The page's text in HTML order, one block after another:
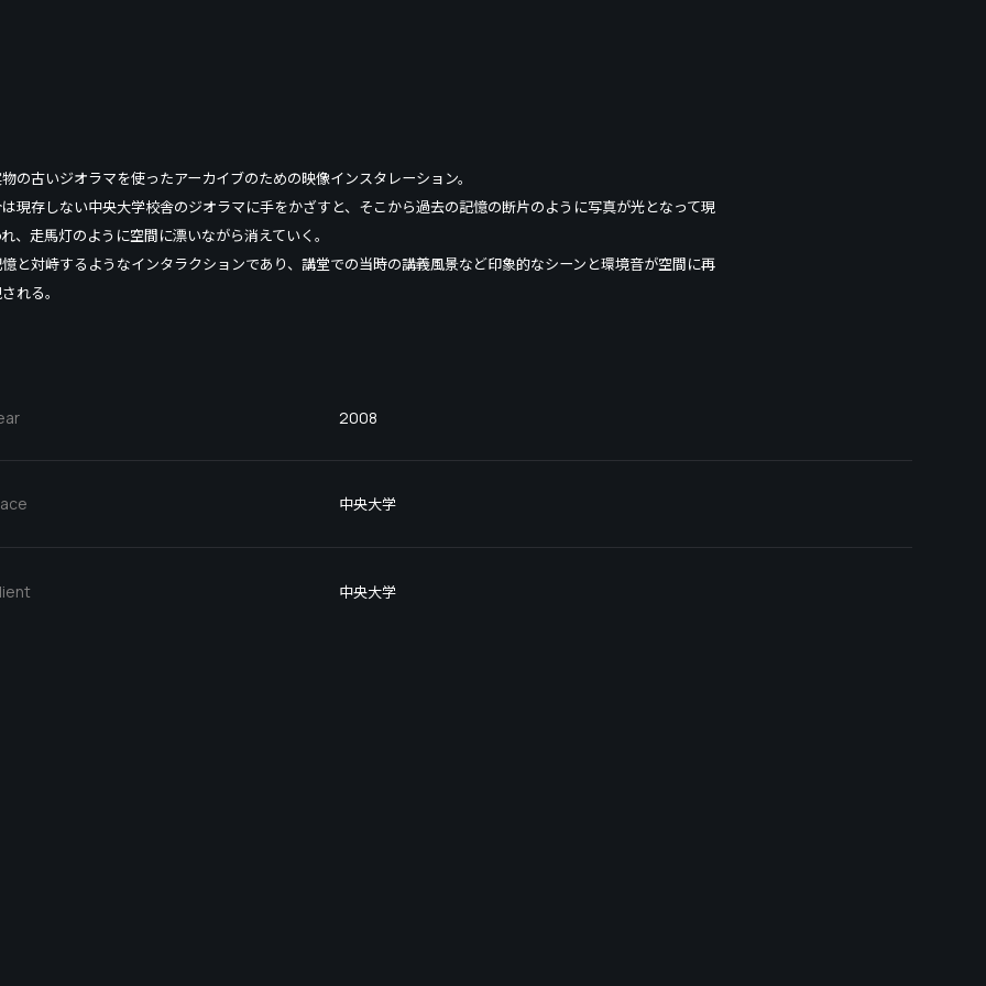
の古いジオラマを使ったアーカイブのための映像インスタレーション。
現存しない中央大学校舎のジオラマに手をかざすと、そこから過去の記憶の断片のように写真が光となって現
、走馬灯のように空間に漂いながら消えていく。
と対峙するようなインタラクションであり、講堂での当時の講義風景など印象的なシーンと環境音が空間に再
れる。
2008
中央大学
中央大学